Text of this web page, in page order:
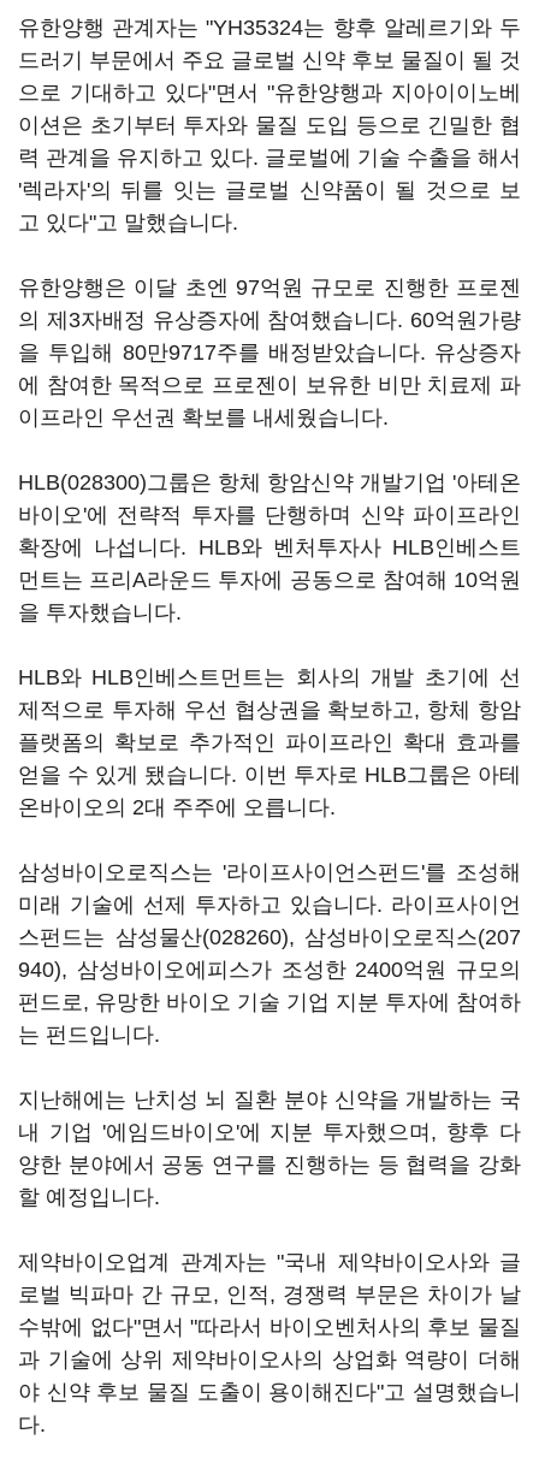
유한양행 관계자는 "YH35324는 향후 알레르기와 두
드러기 부문에서 주요 글로벌 신약 후보 물질이 될 것
으로 기대하고 있다"면서 "유한양행과 지아이이노베
이션은 초기부터 투자와 물질 도입 등으로 긴밀한 협
력 관계을 유지하고 있다. 글로벌에 기술 수출을 해서
'렉라자'의 뒤를 잇는 글로벌 신약품이 될 것으로 보
고 있다"고 말했습니다.
유한양행은 이달 초엔 97억원 규모로 진행한 프로젠
의 제3자배정 유상증자에 참여했습니다. 60억원가량
을 투입해 80만9717주를 배정받았습니다. 유상증자
에 참여한 목적으로 프로젠이 보유한 비만 치료제 파
이프라인 우선권 확보를 내세웠습니다.
HLB(028300)그룹은 항체 항암신약 개발기업 '아테온
바이오'에 전략적 투자를 단행하며 신약 파이프라인
확장에 나섭니다. HLB와 벤처투자사 HLB인베스트
먼트는 프리A라운드 투자에 공동으로 참여해 10억원
을 투자했습니다.
HLB와 HLB인베스트먼트는 회사의 개발 초기에 선
제적으로 투자해 우선 협상권을 확보하고, 항체 항암
플랫폼의 확보로 추가적인 파이프라인 확대 효과를
얻을 수 있게 됐습니다. 이번 투자로 HLB그룹은 아테
온바이오의 2대 주주에 오릅니다.
삼성바이오로직스는 '라이프사이언스펀드'를 조성해
미래 기술에 선제 투자하고 있습니다. 라이프사이언
스펀드는 삼성물산(028260), 삼성바이오로직스(207
940), 삼성바이오에피스가 조성한 2400억원 규모의
펀드로, 유망한 바이오 기술 기업 지분 투자에 참여하
는 펀드입니다.
지난해에는 난치성 뇌 질환 분야 신약을 개발하는 국
내 기업 '에임드바이오'에 지분 투자했으며, 향후 다
양한 분야에서 공동 연구를 진행하는 등 협력을 강화
할 예정입니다.
제약바이오업계 관계자는 "국내 제약바이오사와 글
로벌 빅파마 간 규모, 인적, 경쟁력 부문은 차이가 날
수밖에 없다"면서 "따라서 바이오벤처사의 후보 물질
과 기술에 상위 제약바이오사의 상업화 역량이 더해
야 신약 후보 물질 도출이 용이해진다"고 설명했습니
다.